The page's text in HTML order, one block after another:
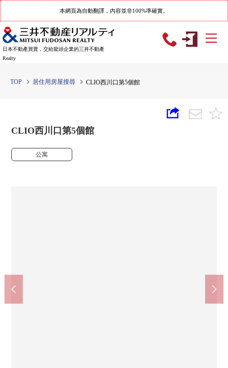
本網頁為自動翻譯，內容並非100%準確實。
日本不動產買賣，交給龍頭企業的三井不動產
Realty
TOP 居住用房屋搜尋 CLIO西川口第5個館
CLIO西川口第5個館
公寓